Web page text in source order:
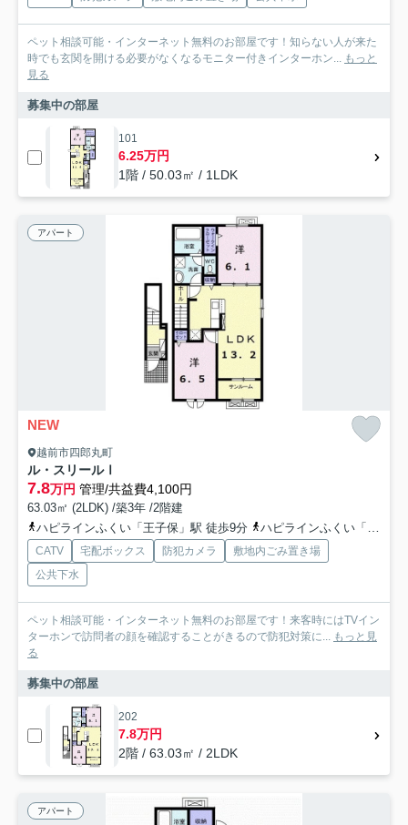
ペット相談可能・インターネット無料のお部屋です！知らない人が来た
時でも玄関を開ける必要がなくなるモニター付きインターホン... もっと
見る
募集中の部屋
101
6.25万円
1階 / 50.03㎡ / 1LDK
アパート
NEW
越前市四郎丸町
ル・スリールⅠ
7.8万円 管理/共益費4,100円
63.03㎡ (2LDK) /築3年 /2階建
ハピラインふくい「王子保」駅 徒歩9分
ハピラインふくい「しきぶ」駅 徒歩29分
CATV 宅配ボックス 防犯カメラ
敷地内ごみ置き場
公共下水
ペット相談可能・インターネット無料のお部屋です！来客時にはTVイン
ターホンで訪問者の顔を確認することがきるので防犯対策に... もっと見
る
募集中の部屋
202
7.8万円
2階 / 63.03㎡ / 2LDK
アパート